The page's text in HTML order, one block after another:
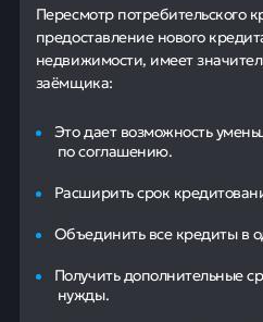
Пересмотр потребительского
предоставление нового
недвижимости, имеет
заёмщика:
Это дает возможность
по соглашению.
Расширить срок
Объединить все кредиты в
Получить дополнительные
нужды.